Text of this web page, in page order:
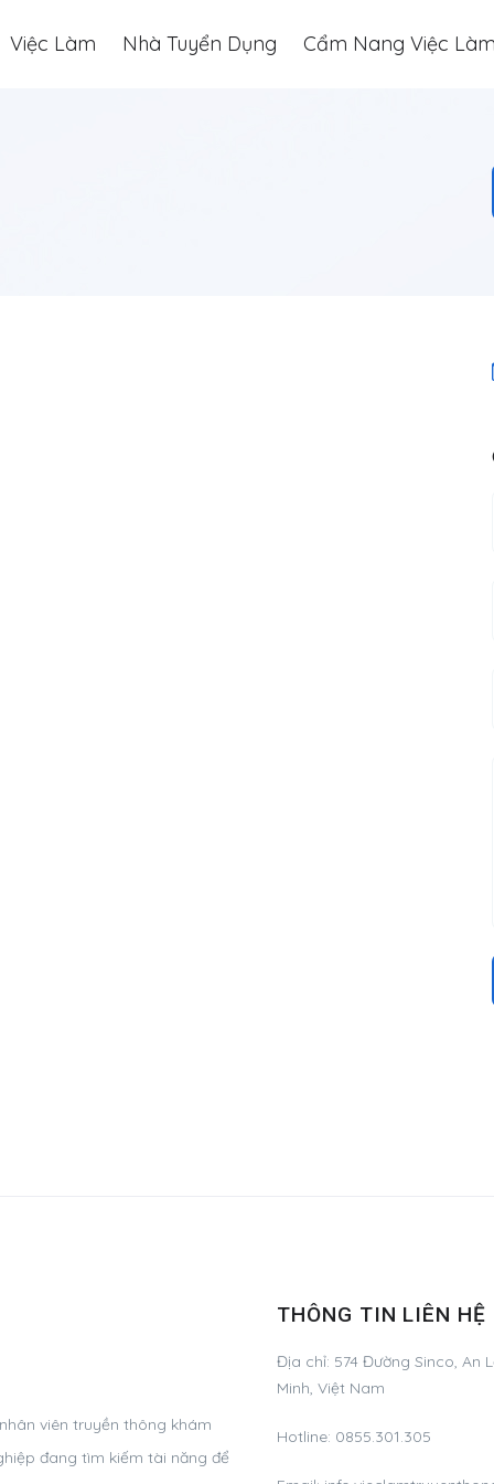
Việc Làm Nhà Tuyển Dụng Cẩm Nang Việc
viên truyền thông khám
đang tìm kiếm tài năng để
THÔNG TIN LIÊN HỆ
Địa chỉ: 574 Đường Sinco, An
Minh, Việt Nam
Hotline: 0855.301.305